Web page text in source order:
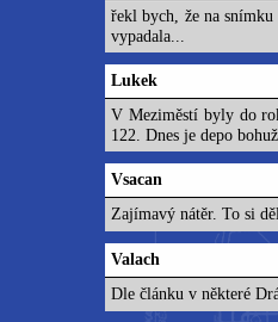
řekl bych, že na
vypadala...
Lukek
V Meziměstí byly do
122. Dnes je depo
Vsacan
Zajímavý nátěr. To si
Valach
Dle článku v některé